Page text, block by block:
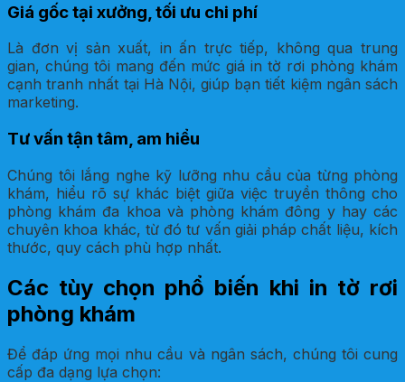
Giá gốc tại xưởng, tối ưu chi phí
Là đơn vị sản xuất, in ấn trực tiếp, không qua trung
gian, chúng tôi mang đến mức giá in tờ rơi phòng khám
cạnh tranh nhất tại Hà Nội, giúp bạn tiết kiệm ngân sách
marketing.
Tư vấn tận tâm, am hiểu
Chúng tôi lắng nghe kỹ lưỡng nhu cầu của từng phòng
khám, hiểu rõ sự khác biệt giữa việc truyền thông cho
phòng khám đa khoa và phòng khám đông y hay các
chuyên khoa khác, từ đó tư vấn giải pháp chất liệu, kích
thước, quy cách phù hợp nhất.
Các tùy chọn phổ biến khi in tờ rơi
phòng khám
Để đáp ứng mọi nhu cầu và ngân sách, chúng tôi cung
cấp đa dạng lựa chọn: